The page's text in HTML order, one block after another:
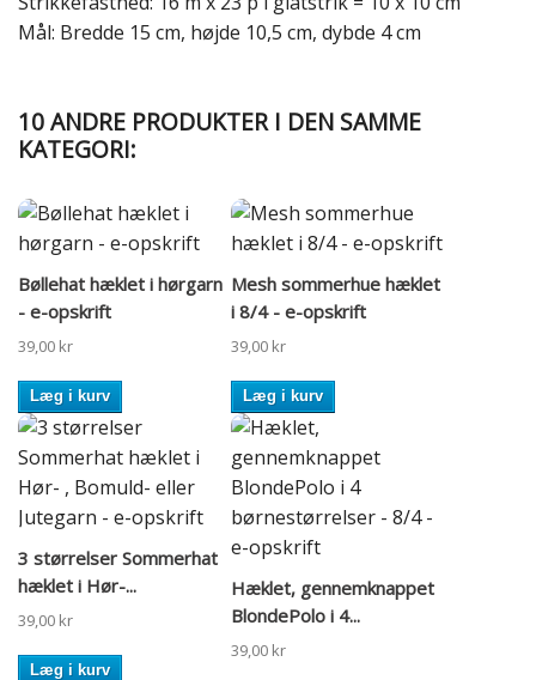
Mål: Bredde 15 cm, højde 10,5 cm, dybde 4 cm
10 ANDRE PRODUKTER I DEN SAMME
KATEGORI:
Bøllehat hæklet i hørgarn
- e-opskrift
39,00 kr
Læg i kurv
Mesh sommerhue hæklet
i 8/4 - e-opskrift
39,00 kr
Læg i kurv
3 størrelser Sommerhat
hæklet i Hør-...
39,00 kr
Læg i kurv
Hæklet, gennemknappet
BlondePolo i 4...
39,00 kr